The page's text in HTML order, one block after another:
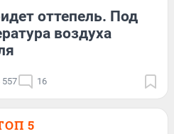
оттепель. Под
воздуха
557 16
5